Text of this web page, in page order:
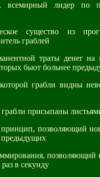
всемирный лидер по
существо из
граблей
траты денег на
бьют больнее
грабли видны
грабли присыпаны
принцип, позволяющий
предыдущих
позволяющий
в секунду